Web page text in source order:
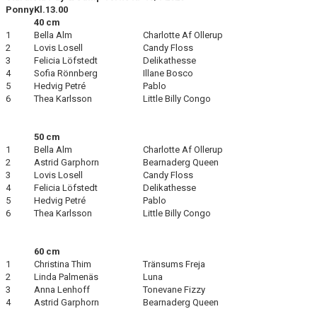
STÖTTA TORNS
LEKTIONSPLANERING RIDSKOLA
PonnyKl.13.00
40 cm
1
Bella Alm
Charlotte Af Ollerup
2
Lovis Losell
Candy Floss
3
Felicia Löfstedt
Delikathesse
4
Sofia Rönnberg
Illane Bosco
5
Hedvig Petré
Pablo
6
Thea Karlsson Little Billy Congo
50 cm
1
Bella Alm
Charlotte Af Ollerup
2
Astrid Garphorn
Bearnaderg Queen
3
Lovis Losell
Candy Floss
4
Felicia Löfstedt
Delikathesse
5
Hedvig Petré
Pablo
6
Thea Karlsson Little Billy Congo
60 cm
1
Christina Thim
Tränsums Freja
2
Linda Palmenäs
Luna
3
Anna Lenhoff
Tonevane Fizzy
4
Astrid Garphorn
Bearnaderg Queen